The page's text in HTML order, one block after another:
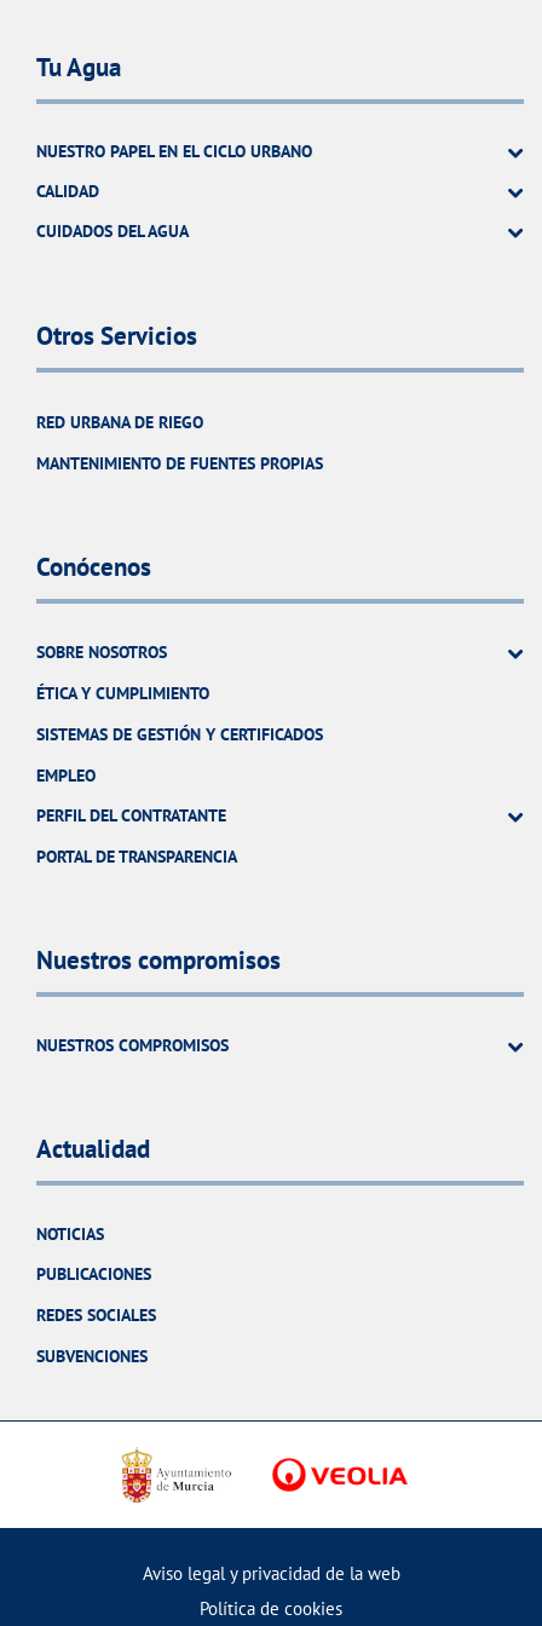
Tu Agua
NUESTRO PAPEL EN EL CICLO URBANO
CALIDAD
CUIDADOS DEL AGUA
Otros Servicios
RED URBANA DE RIEGO
MANTENIMIENTO DE FUENTES PROPIAS
Conócenos
SOBRE NOSOTROS
ÉTICA Y CUMPLIMIENTO
SISTEMAS DE GESTIÓN Y CERTIFICADOS
EMPLEO
PERFIL DEL CONTRATANTE
PORTAL DE TRANSPARENCIA
Nuestros compromisos
NUESTROS COMPROMISOS
Actualidad
NOTICIAS
PUBLICACIONES
REDES SOCIALES
SUBVENCIONES
Aviso legal y privacidad de la web
Política de cookies